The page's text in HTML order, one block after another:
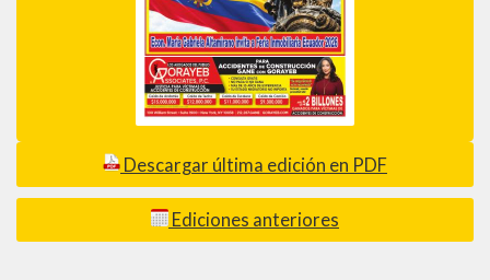
Descargar última edición en PDF
Ediciones anteriores